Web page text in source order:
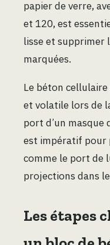
papier de verre,
et 120, est
lisse et supprimer
marquées.
Le béton
et volatile lors de
port d’un
est impératif pour
comme le port de
projections dans
Les étapes